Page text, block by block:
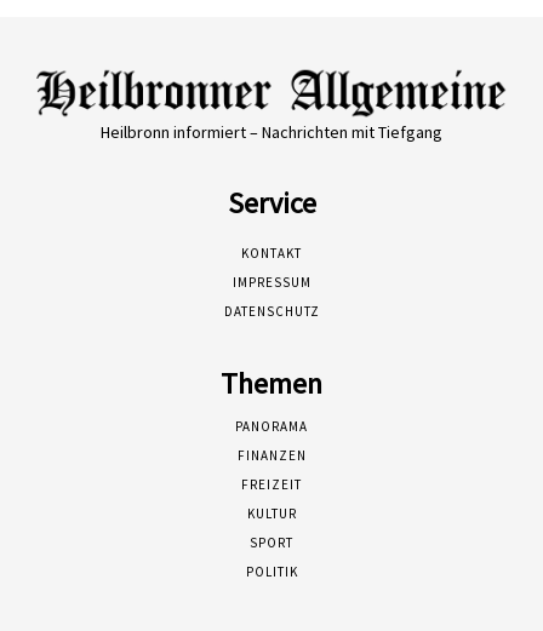
Heilbronn informiert – Nachrichten mit Tiefgang
Service
KONTAKT
IMPRESSUM
DATENSCHUTZ
Themen
PANORAMA
FINANZEN
FREIZEIT
KULTUR
SPORT
POLITIK